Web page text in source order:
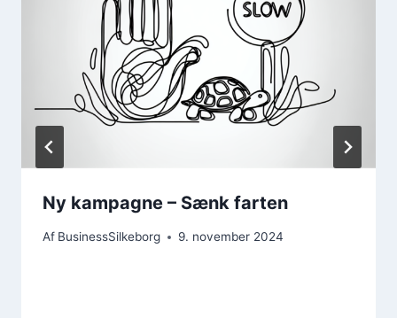
Ny kampagne – Sænk farten
Af BusinessSilkeborg 9. november 2024